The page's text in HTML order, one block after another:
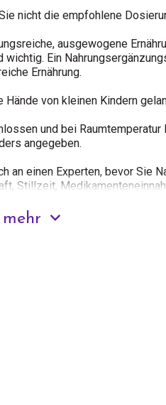
nicht die empfohlene
ausgewogene
wichtig. Ein
Ernährung.
Hände von kleinen Kindern
und bei
angegeben.
an einen Experten, bevor Sie
Stillzeit,
mehr